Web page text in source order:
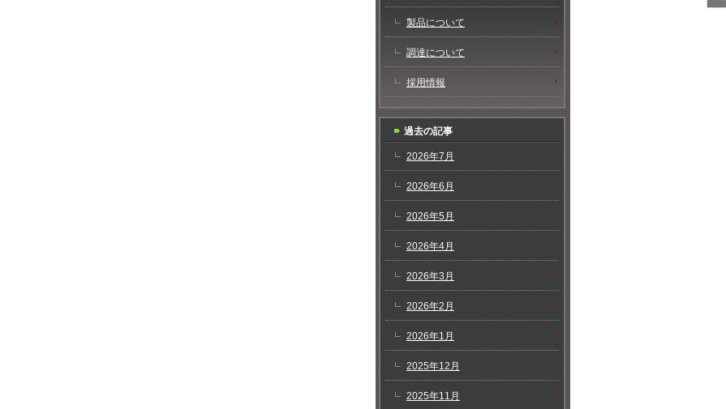
製品について
調達について
採用情報
過去の記事
2026年7月
2026年6月
2026年5月
2026年4月
2026年3月
2026年2月
2026年1月
2025年12月
2025年11月